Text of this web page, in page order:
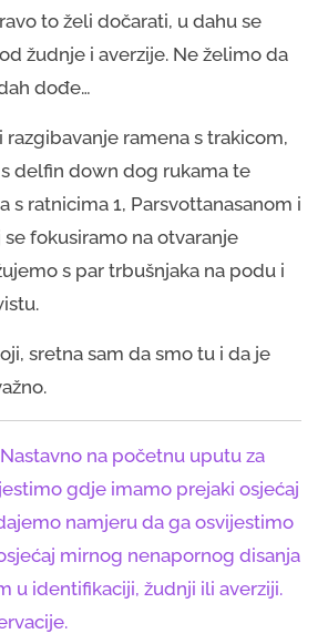
to želi dočarati, u dahu se
žudnje i averzije. Ne želimo da
dođe…
razgibavanje ramena s trakicom,
delfin down dog rukama te
s ratnicima 1, Parsvottanasanom i
fokusiramo na otvaranje
s par trbušnjaka na podu i
sretna sam da smo tu i da je
Nastavno na početnu uputu za
gdje imamo prejaki osjećaj
namjeru da ga osvijestimo
mirnog nenapornog disanja
u identifikaciji, žudnji ili averziji.